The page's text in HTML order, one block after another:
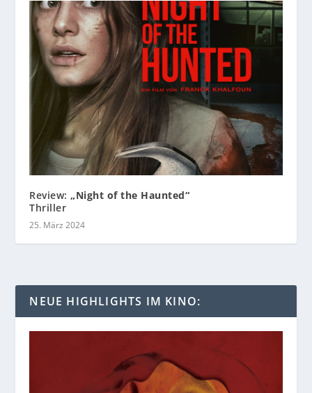
Review:„Night of the Haunted“
Thriller
25. März 2024
NEUE HIGHLIGHTS IM KINO: